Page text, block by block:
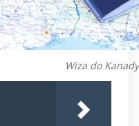
Wiza do Kanady